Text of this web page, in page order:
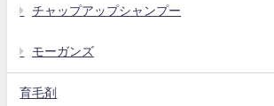
チャップアップシャンプー
モーガンズ
育毛剤